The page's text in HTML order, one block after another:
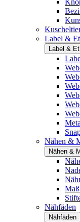
Label &
Label &
Nähen &
Nähen &
Nähfäden
Nähfäden